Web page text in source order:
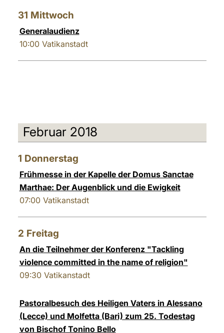
31 Mittwoch
Generalaudienz
10:00 Vatikanstadt
Februar 2018
1 Donnerstag
Frühmesse in der Kapelle der Domus Sanctae
Marthae: Der Augenblick und die Ewigkeit
07:00 Vatikanstadt
2 Freitag
An die Teilnehmer der Konferenz "Tackling
violence committed in the name of religion"
09:30 Vatikanstadt
Pastoralbesuch des Heiligen Vaters in Alessano
(Lecce) und Molfetta (Bari) zum 25. Todestag
von Bischof Tonino Bello